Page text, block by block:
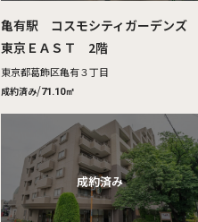
亀有駅 コスモシティガーデンズ
東京ＥＡＳＴ 2階
東京都葛飾区亀有３丁目
成約済み/71.10㎡